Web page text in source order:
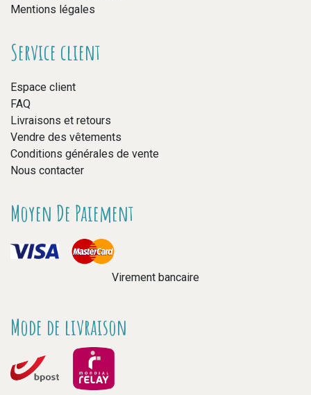
Mentions légales
Service client
Espace client
FAQ
Livraisons et retours
Vendre des vêtements
Conditions générales de vente
Nous contacter
Moyen De Paiement
Virement bancaire
Mode de livraison